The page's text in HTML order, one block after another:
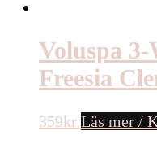
Voluspa
Freesia
359kr Läs mer /